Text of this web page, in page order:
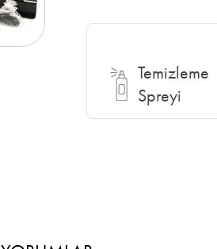
Temizleme
Spreyi